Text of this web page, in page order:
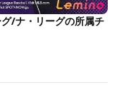
/ナ・リーグの所属チ